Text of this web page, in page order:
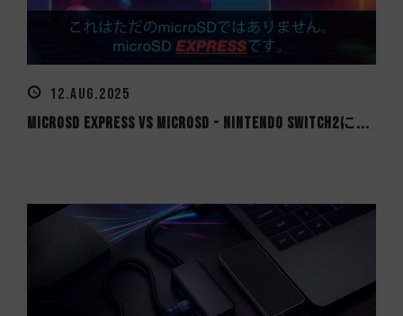
12.AUG.2025
MicroSD Express vs MicroSD - Nintendo Switch2に...